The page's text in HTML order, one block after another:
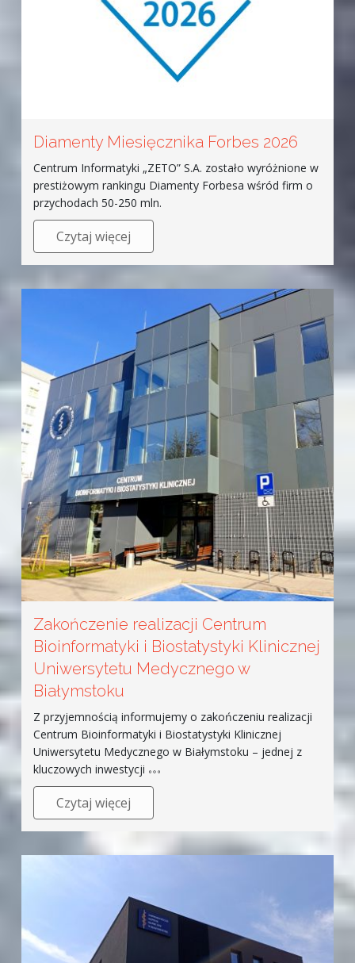
Diamenty Miesięcznika Forbes 2026
Centrum Informatyki „ZETO” S.A. zostało wyróżnione w
prestiżowym rankingu Diamenty Forbesa wśród firm o
przychodach 50-250 mln.
Czytaj więcej
Zakończenie realizacji Centrum
Bioinformatyki i Biostatystyki Klinicznej
Uniwersytetu Medycznego w
Białymstoku
Z przyjemnością informujemy o zakończeniu realizacji
Centrum Bioinformatyki i Biostatystyki Klinicznej
Uniwersytetu Medycznego w Białymstoku – jednej z
kluczowych inwestycji
Czytaj więcej